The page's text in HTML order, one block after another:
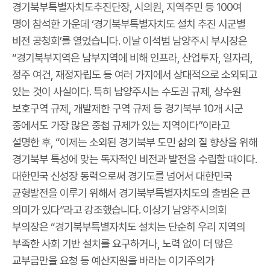
경기북부특별자치도추진단장, 시의원, 지역주민 등 100여
명이 참석한 가운데 ‘경기북부특별자치도 설치 추진 시군별
비전 공청회’를 열었습니다. 이날 이석범 남양주시 부시장은
“경기북부지역은 남부지역에 비해 인프라, 산업투자, 일자리,
정주 여건, 재정자립도 등 여러 가지에서 상대적으로 소외되고
있는 것이 사실이다. 특히 남양주시는 수도권 규제, 상수원
보호구역 규제, 개발제한 구역 규제 등 경기북부 10개 시군
중에서도 가장 많은 중첩 규제가 있는 지역이다”이라고
설명한 후, “이제는 소외된 경기북부 도민 삶의 질 향상을 위해
경기북부 특성에 맞는 독자적인 비전과 발전을 수립할 때이다.
대한민국 신성장 동력으로써 경기도를 넘어서 대한민국
균형발전을 이루기 위해서 경기북부특별자치도의 출범은 큰
의미가 있다”라고 강조했습니다. 이상기 남양주시의회
부의장은 “경기북부특별자치도 설치는 단순히 우리 지역의
부족한 사회 기반 설치를 요구하거나, 노력 없이 더 많은
교부금만을 요청 등 예산지원을 바라는 이기주의가